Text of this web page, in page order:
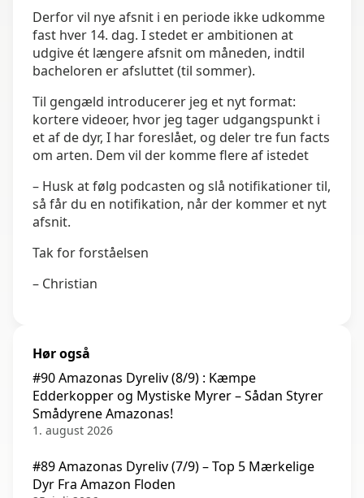
Derfor vil nye afsnit i en periode ikke udkomme
fast hver 14. dag. I stedet er ambitionen at
udgive ét længere afsnit om måneden, indtil
bacheloren er afsluttet (til sommer).
Til gengæld introducerer jeg et nyt format:
kortere videoer, hvor jeg tager udgangspunkt i
et af de dyr, I har foreslået, og deler tre fun facts
om arten. Dem vil der komme flere af istedet
– Husk at følg podcasten og slå notifikationer til,
så får du en notifikation, når der kommer et nyt
afsnit.
Tak for forståelsen
– Christian
Hør også
#90 Amazonas Dyreliv (8/9) : Kæmpe
Edderkopper og Mystiske Myrer – Sådan Styrer
Smådyrene Amazonas!
1. august 2026
#89 Amazonas Dyreliv (7/9) – Top 5 Mærkelige
Dyr Fra Amazon Floden